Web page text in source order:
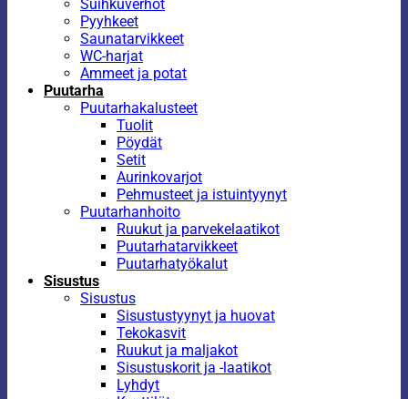
Suihkuverhot
Pyyhkeet
Saunatarvikkeet
WC-harjat
Ammeet ja potat
Puutarha
Puutarhakalusteet
Tuolit
Pöydät
Setit
Aurinkovarjot
Pehmusteet ja istuintyynyt
Puutarhanhoito
Ruukut ja parvekelaatikot
Puutarhatarvikkeet
Puutarhatyökalut
Sisustus
Sisustus
Sisustustyynyt ja huovat
Tekokasvit
Ruukut ja maljakot
Sisustuskorit ja -laatikot
Lyhdyt